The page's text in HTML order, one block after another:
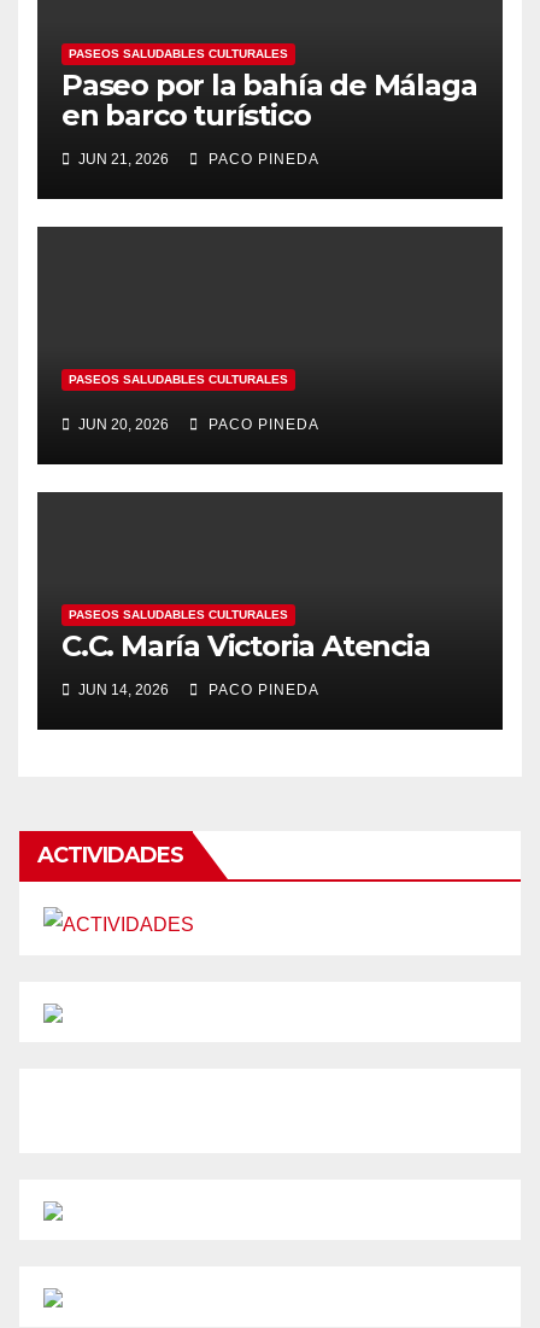
PASEOS SALUDABLES CULTURALES
Paseo por la bahía de Málaga
en barco turístico
JUN 21, 2026 PACO PINEDA
PASEOS SALUDABLES CULTURALES
JUN 20, 2026 PACO PINEDA
PASEOS SALUDABLES CULTURALES
C.C. María Victoria Atencia
JUN 14, 2026 PACO PINEDA
ACTIVIDADES